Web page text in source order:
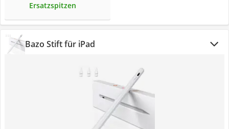
Ersatzspitzen
Bazo Stift für iPad